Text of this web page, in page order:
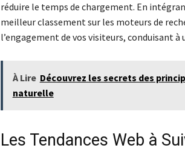
réduire le temps de chargement. En
meilleur classement sur les moteurs de
l’engagement de vos visiteurs, conduisant
À Lire Découvrez les secrets des
naturelle
Les Tendances Web à